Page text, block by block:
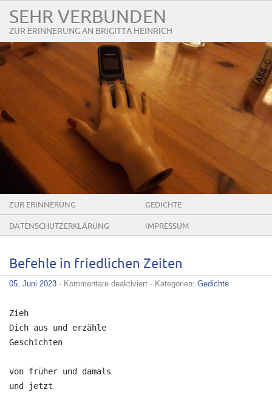
SEHR VERBUNDEN
ZUR ERINNERUNG AN BRIGITTA HEINRICH
ZUR ERINNERUNG GEDICHTE
DATENSCHUTZERKLÄRUNG IMPRESSUM
Befehle in friedlichen Zeiten
05. Juni 2023 · Kommentare deaktiviertfür· Kategorien: Gedichte
Zieh
Dich aus und erzähle
Geschichten
von früher und damals
und jetzt